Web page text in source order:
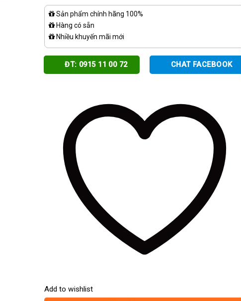
Sản phẩm chính hãng 100%
Hàng có sẵn
Nhiều khuyến mãi mới
ĐT: 0915 11 00 72 CHAT FACEBOOK
Add to wishlist